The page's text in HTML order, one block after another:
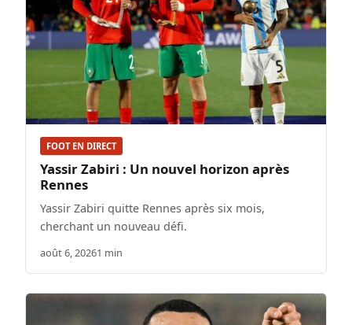
FOOT EN DIRECT
Yassir Zabiri : Un nouvel horizon après
Rennes
Yassir Zabiri quitte Rennes après six mois,
cherchant un nouveau défi.
août 6, 20261 min